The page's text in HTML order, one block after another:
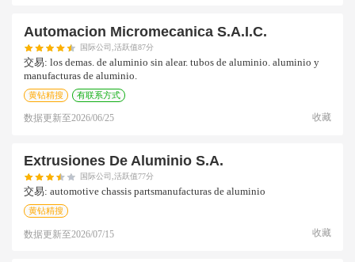
Automacion Micromecanica S.a.i.c.
国际公司,活跃值87分
交易: los demas. de aluminio sin alear. tubos de aluminio. aluminio y
manufacturas de aluminio.
黄钻精搜 有联系方式
数据更新至2026/06/25 收藏
Extrusiones De Aluminio S.a.
国际公司,活跃值77分
交易: automotive chassis partsmanufacturas de aluminio
黄钻精搜
数据更新至2026/07/15 收藏